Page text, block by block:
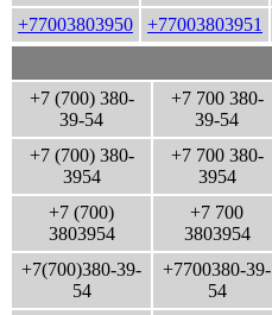
+77003803950
+77003803951
+7 (700) 380-
39-54
+7 700 380-
39-54
+7 (700) 380-
3954
+7 700 380-
3954
+7 (700)
3803954
+7 700
3803954
+7(700)380-39-
54
+7700380-39-
54